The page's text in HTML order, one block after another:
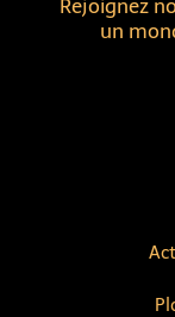
Rejoignez
un